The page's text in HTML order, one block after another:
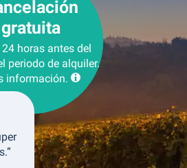
gratuita
horas antes del
periodo de alquiler.
información.